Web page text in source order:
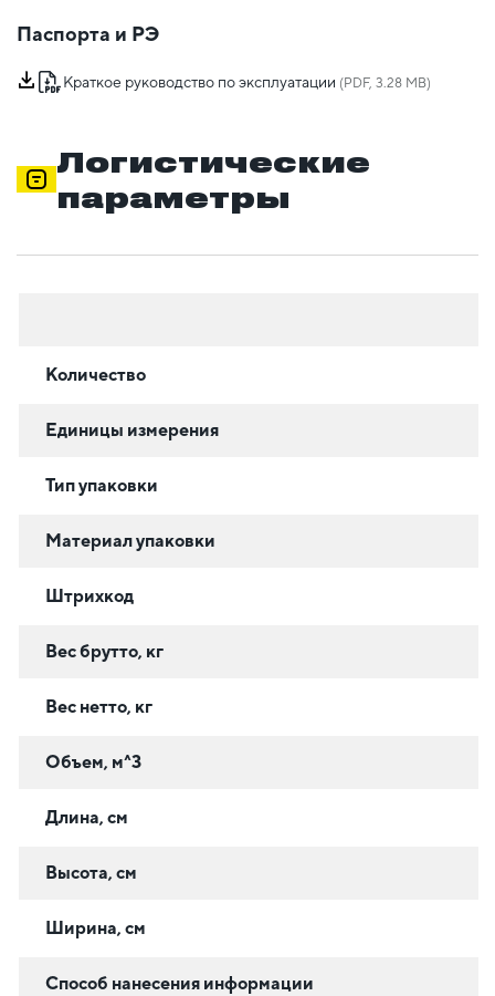
Паспорта и РЭ
Краткое руководство по эксплуатации (PDF, 3.28 MB)
Логистические
параметры
Количество
Единицы измерения
Тип упаковки
Материал упаковки
Штрихкод
Вес брутто, кг
Вес нетто, кг
Объем, м^3
Длина, см
Высота, см
Ширина, см
Способ нанесения информации